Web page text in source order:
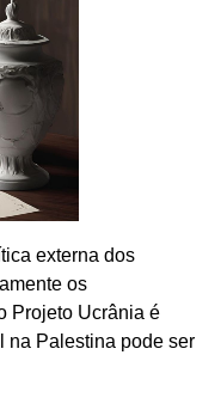
externa dos
os
Projeto Ucrânia é
na Palestina pode ser